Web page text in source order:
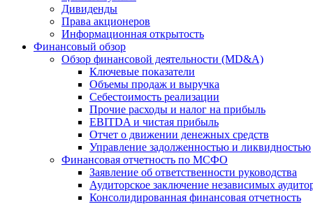
Дивиденды
Права акционеров
Информационная открытость
Финансовый обзор
Обзор финансовой деятельности (MD&A)
Ключевые показатели
Объемы продаж и выручка
Себестоимость реализации
Прочие расходы и налог на прибыль
EBITDA и чистая прибыль
Отчет о движении денежных средств
Управление задолженностью и ликвидностью
Финансовая отчетность по МСФО
Заявление об ответственности руководства
Аудиторское заключение независимых
Консолидированная финансовая отчетность